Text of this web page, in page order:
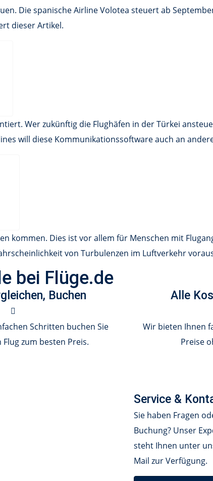
Die spanische Airline Volotea steuert ab
dieser Artikel.
Wer zukünftig die Flughäfen in der Türkei
will diese Kommunikationssoftware auch an
kommen. Dies ist vor allem für Menschen mit
von Turbulenzen im Luftverkehr
bei Flüge.de
Buchen
Schritten buchen Sie
zum besten Preis.
Alle
Wir bieten Ihnen
Preise
Service &
Sie haben Fragen
Buchung? Unser
steht Ihnen unter
Mail zur Verfügung.